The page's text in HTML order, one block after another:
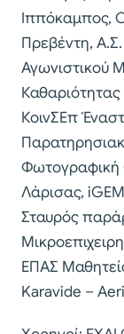
Ιππόκαμπος,
Πρεβέντη,
Αγωνιστικού
ΚοινΣΕπ
Λάρισας,
Σταυρός
ΕΠΑΣ
Karavide –